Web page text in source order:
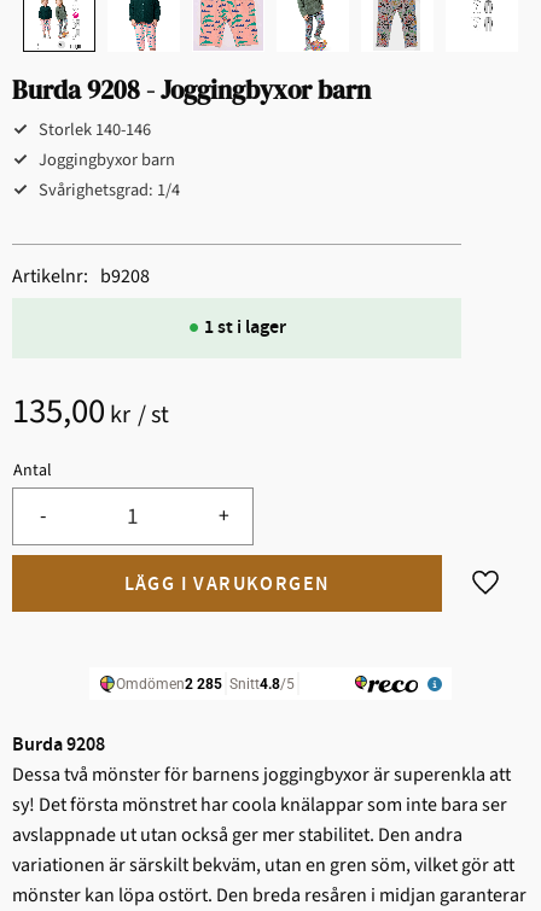
Burda 9208 - Joggingbyxor barn
Storlek 140-146
Joggingbyxor barn
Svårighetsgrad: 1/4
135,00 kr /st
Antal
+
-
Lägg
1 st i lager
Artikelnr b9208
Burda 9208
Dessa två mönster för barnens joggingbyxor är superenkla att
sy! Det första mönstret har coola knälappar som inte bara ser
avslappnade ut utan också ger mer stabilitet. Den andra
variationen är särskilt bekväm, utan en gren söm, vilket gör att
mönster kan löpa ostört. Den breda resåren i midjan garanterar